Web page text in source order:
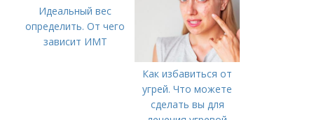
Идеальный вес
определить. От чего
зависит ИМТ
Как избавиться от
угрей. Что можете
сделать вы для